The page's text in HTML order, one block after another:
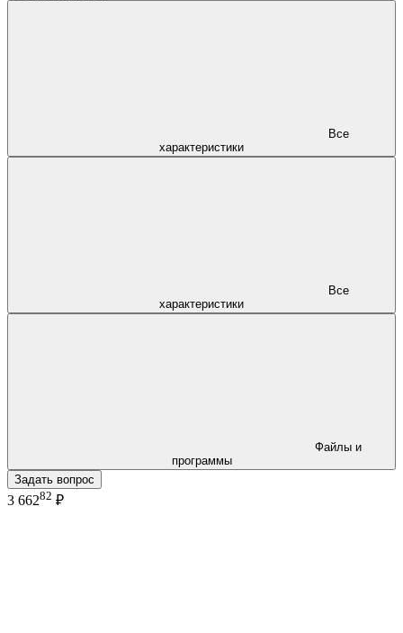
характеристики
характеристики
программы
Задать вопрос
3 66282 ₽